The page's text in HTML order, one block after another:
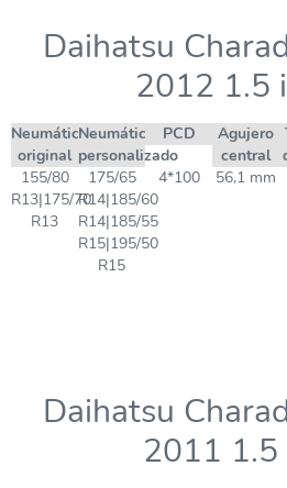
Daihatsu
2012 1.5
Neumático
original
Neumático
personalizado
PCD
Agujero
central
155/80
R13|175/70
R13
175/65
R14|185/60
R14|185/55
R15|195/50
R15
4*100 56,1 mm
Daihatsu
2011